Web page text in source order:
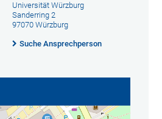
Universität Würzburg
Sanderring 2
97070 Würzburg
Suche Ansprechperson